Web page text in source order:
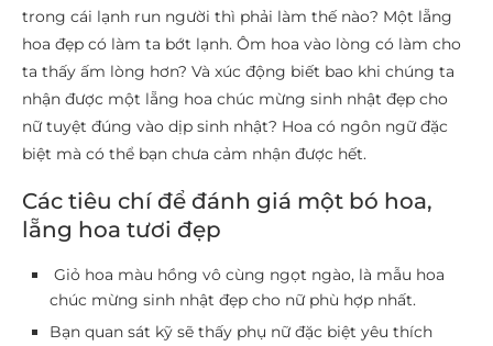
trong cái lạnh run người thì phải làm thế nào? Một lẵng
hoa đẹp có làm ta bớt lạnh. Ôm hoa vào lòng có làm cho
ta thấy ấm lòng hơn? Và xúc động biết bao khi chúng ta
nhận được một lẵng hoa chúc mừng sinh nhật đẹp cho
nữ tuyệt đúng vào dịp sinh nhật? Hoa có ngôn ngữ đặc
biệt mà có thể bạn chưa cảm nhận được hết.
Các tiêu chí để đánh giá một bó hoa,
lẵng hoa tươi đẹp
Giỏ hoa màu hồng vô cùng ngọt ngào, là mẫu hoa
chúc mừng sinh nhật đẹp cho nữ phù hợp nhất.
Bạn quan sát kỹ sẽ thấy phụ nữ đặc biệt yêu thích